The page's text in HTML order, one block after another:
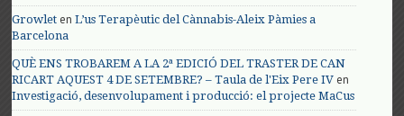
Growlet enL’us Terapèutic del Cànnabis-Aleix Pàmies a
Barcelona
QUÈ ENS TROBAREM A LA 2ª EDICIÓ DEL TRASTER DE CAN
RICART AQUEST 4 DE SETEMBRE? – Taula de l'Eix Pere IV en
Investigació, desenvolupament i producció: el projecte MaCus